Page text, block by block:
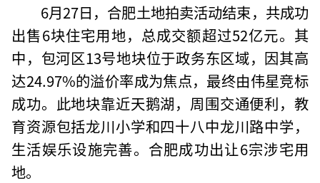
6月27日，合肥土地拍卖活动结束，共成功
出售6块住宅用地，总成交额超过52亿元。其
中，包河区13号地块位于政务东区域，因其高
达24.97%的溢价率成为焦点，最终由伟星竞标
成功。此地块靠近天鹅湖，周围交通便利，教
育资源包括龙川小学和四十八中龙川路中学，
生活娱乐设施完善。合肥成功出让6宗涉宅用
地。